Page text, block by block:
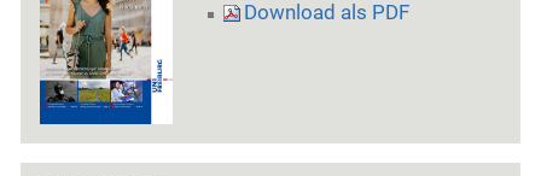
Download als PDF